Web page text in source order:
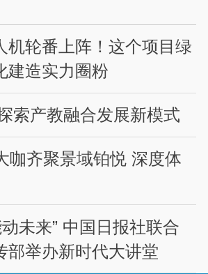
机轮番上阵！这个项目绿
建造实力圈粉
索产教融合发展新模式
咖齐聚景域铂悦 深度体
未来” 中国日报社联合
部举办新时代大讲堂